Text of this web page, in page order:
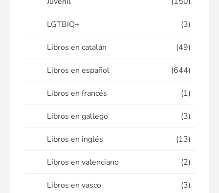
LGTBIQ+ (3)
Libros en catalán (49)
Libros en español (644)
Libros en francés (1)
Libros en gallego (3)
Libros en inglés (13)
Libros en valenciano (2)
Libros en vasco (3)